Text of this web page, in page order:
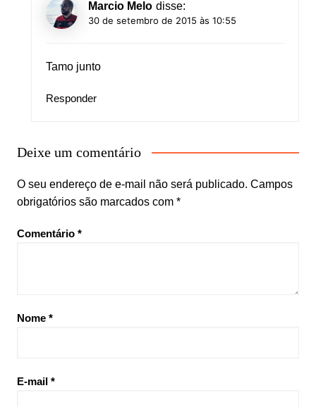
Marcio Melo disse:
30 de setembro de 2015 às 10:55
Tamo junto
Responder
Deixe um comentário
O seu endereço de e-mail não será publicado. Campos
obrigatórios são marcados com *
Comentário *
Nome *
E-mail *